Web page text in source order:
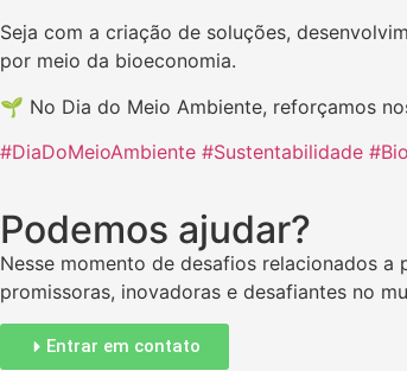
Seja com a criação de soluções,
por meio da bioeconomia.
🌱 No Dia do Meio Ambiente, reforçamos
#DiaDoMeioAmbiente #Sustentabilidade
Podemos ajudar?
Nesse momento de desafios relacionados
promissoras, inovadoras e desafiantes no
Entrar em contato